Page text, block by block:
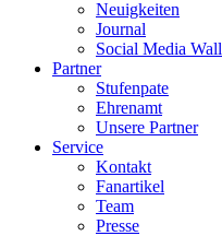
Neuigkeiten
Journal
Social Media Wall
Partner
Stufenpate
Ehrenamt
Unsere Partner
Service
Kontakt
Fanartikel
Team
Presse